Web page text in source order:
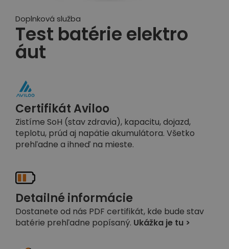
Doplnková služba
Test batérie elektro
áut
Certifikát Aviloo
Zistíme SoH (stav zdravia), kapacitu, dojazd,
teplotu, prúd aj napätie akumulátora. Všetko
prehľadne a ihneď na mieste.
Detailné informácie
Dostanete od nás PDF certifikát, kde bude stav
batérie prehľadne popísaný. Ukážka je tu >